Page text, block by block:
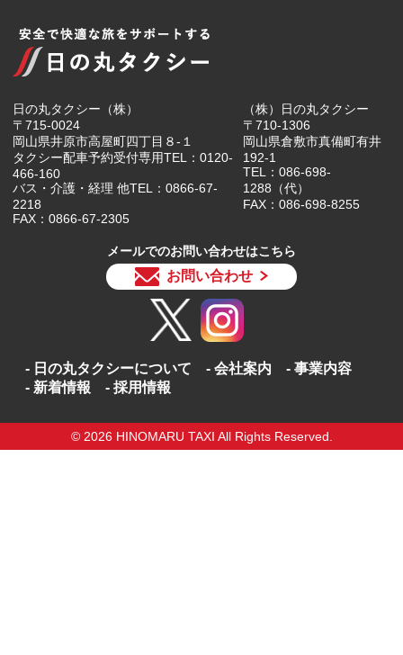
日の丸タクシー（株）
〒715-0024
岡山県井原市高屋町四丁目８-１
タクシー配車予約受付専用TEL：0120-
466-160
バス・介護・経理 他TEL：0866-67-
2218
FAX：0866-67-2305
（株）日の丸タクシー
〒710-1306
岡山県倉敷市真備町有井
192-1
TEL：086-698-
1288（代）
FAX：086-698-8255
メールでのお問い合わせはこちら
お問い合わせ
日の丸タクシーについて 会社案内
事業内容
新着情報
採用情報
© 2026 HINOMARU TAXI All Rights Reserved.